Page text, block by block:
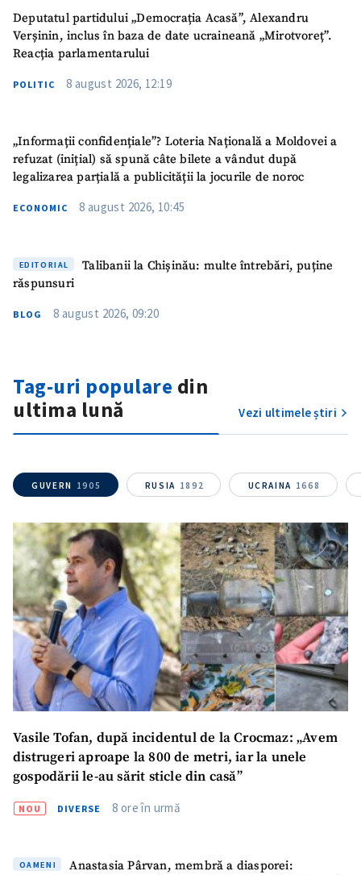
Deputatul partidului „Democrația Acasă”, Alexandru
Verșinin, inclus în baza de date ucraineană „Mirotvoreț”.
Reacția parlamentarului
POLITIC 8 august 2026, 12:19
„Informații confidențiale”? Loteria Națională a Moldovei a
refuzat (inițial) să spună câte bilete a vândut după
legalizarea parțială a publicității la jocurile de noroc
ECONOMIC 8 august 2026, 10:45
EDITORIAL
Talibanii la Chișinău: multe întrebări, puține
răspunsuri
BLOG 8 august 2026, 09:20
Tag-uri populare din
ultima lună
Vezi ultimele știri
GUVERN 1905 RUSIA 1892 UCRAINA 1668
Vasile Tofan, după incidentul de la Crocmaz: „Avem
distrugeri aproape la 800 de metri, iar la unele
gospodării le-au sărit sticle din casă”
NOU DIVERSE 8 ore în urmă
OAMENI
Anastasia Pârvan, membră a diasporei: